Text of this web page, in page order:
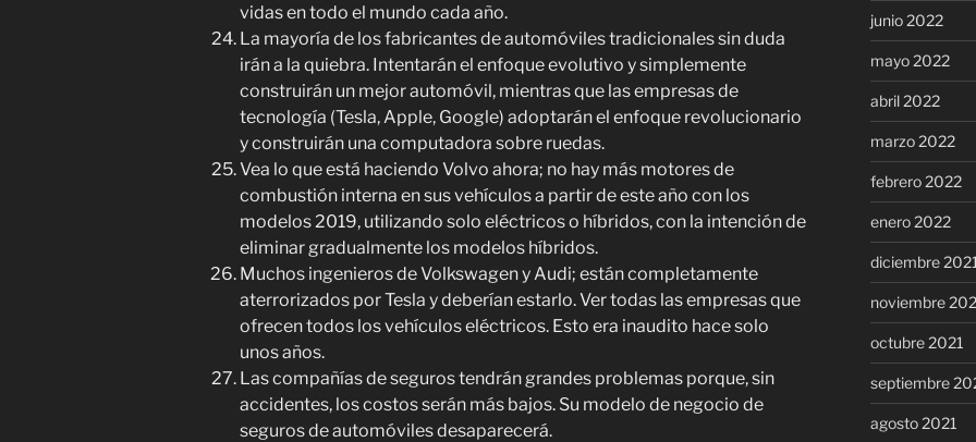
vidas en todo el mundo cada año.
La mayoría de los fabricantes de automóviles tradicionales sin duda
irán a la quiebra. Intentarán el enfoque evolutivo y simplemente
construirán un mejor automóvil, mientras que las empresas de
tecnología (Tesla, Apple, Google) adoptarán el enfoque revolucionario
y construirán una computadora sobre ruedas.
Vea lo que está haciendo Volvo ahora; no hay más motores de
combustión interna en sus vehículos a partir de este año con los
modelos 2019, utilizando solo eléctricos o híbridos, con la intención de
eliminar gradualmente los modelos híbridos.
Muchos ingenieros de Volkswagen y Audi; están completamente
aterrorizados por Tesla y deberían estarlo. Ver todas las empresas que
ofrecen todos los vehículos eléctricos. Esto era inaudito hace solo
unos años.
Las compañías de seguros tendrán grandes problemas porque, sin
accidentes, los costos serán más bajos. Su modelo de negocio de
seguros de automóviles desaparecerá.
junio 2022
mayo 2022
abril 2022
marzo 2022
febrero 2022
enero 2022
diciembre
noviembre
octubre 2021
septiembre
agosto 2021